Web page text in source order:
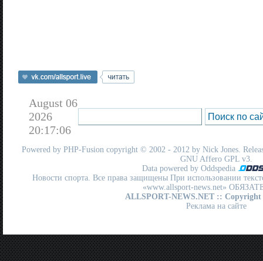
August 06
2026
20:17:06
Powered by PHP-Fusion copyright © 2002 - 2012 by Nick Jones.
GNU Affero GPL v3.
Data powered by Oddspedia
Новости спорта. Все права защищены При использовании
«www.allsport-news.net»
ALLSPORT-NEWS.NET :: Copyright
Реклама на сайте